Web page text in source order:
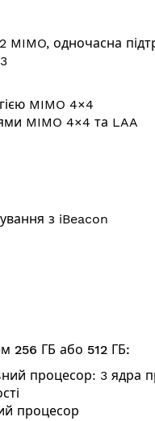
MIMO, одночасна
MIMO 4×4
MIMO 4×4 та LAA
з iBeacon
256 ГБ або 512 ГБ:
процесор: 3 ядра
процесор